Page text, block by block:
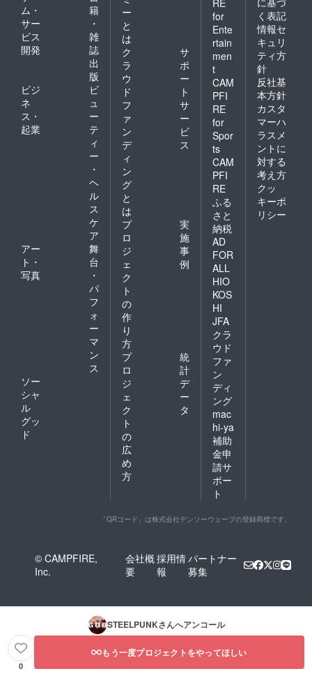
ム・
サー
ビス
開発
籍
・
雑
誌
出
版
ビジ
ネ
ス・
起業
ビ
ュ
ー
テ
ィ
ー
・
ヘ
ル
ス
ケ
ア
アー
ト・
写真
舞
台
・
パ
フ
ォ
ー
マ
ン
ス
ソー
シャ
ル
グッ
ド
ー
と
は
ク
ラ
ウ
ド
フ
ァ
ン
デ
ィ
ン
グ
と
は
サ
ポ
ー
ト
サ
ー
ビ
ス
プ
ロ
ジ
ェ
ク
ト
の
作
り
方
実
施
事
例
プ
ロ
ジ
ェ
ク
ト
の
広
め
方
統
計
デ
ー
タ
for
Ente
rtain
men
t
CAM
PFI
RE
for
Spor
ts
CAM
PFI
RE
ふる
さと
納税
AD
FOR
ALL
HIO
KOS
HI
JFA
クラ
ウド
ファ
ン
ディ
ング
mac
hi-ya
補助
金申
請サ
ポー
ト
く表記
情報セ
キュリ
ティ方
針
反社基
本方針
カスタ
マーハ
ラスメ
ントに
対する
考え方
クッ
キーポ
リシー
「QRコード」は株式会社デンソーウェーブの登録商標です。
© CAMPFIRE,
Inc.
会社概
要
採用情
報
パートナー
募集
STEELPUNKさんへアンコール
0
もう一度プロジェクトをやってほしい